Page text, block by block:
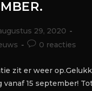
29, 2020
0 reacties
zit er weer
vanaf 15 september!